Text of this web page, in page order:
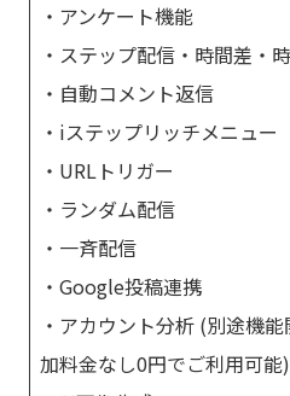
・アンケート機能
・ステップ配信・時間差・
・自動コメント返信
・iステップリッチメニュー
・URLトリガー
・ランダム配信
・一斉配信
・Google投稿連携
・アカウント分析 (別途機
加料金なし0円でご利用可能)